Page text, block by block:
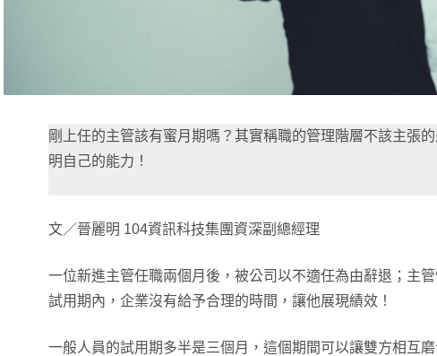
剛上任的主管該有蜜月期嗎？其實稱職的管理階層不該主張
明自己的能力！
文／晉麗明 104資訊科技集團資深副總經理
一位新進主管任職兩個月後，被公司以不適任為由辭退；主
試用期內，企業沒有給予合理的時間，讓他展現績效！
一般人員的試用期多半是三個月，這個期間可以讓雙方相互